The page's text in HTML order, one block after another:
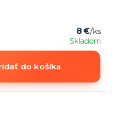
8 €/ks
Skladom
do košíka